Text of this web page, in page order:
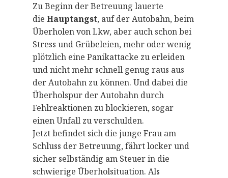
Zu Beginn der Betreuung lauerte
die Hauptangst, auf der Autobahn, beim
Überholen von Lkw, aber auch schon bei
Stress und Grübeleien, mehr oder wenig
plötzlich eine Panikattacke zu erleiden
und nicht mehr schnell genug raus aus
der Autobahn zu können. Und dabei die
Überholspur der Autobahn durch
Fehlreaktionen zu blockieren, sogar
einen Unfall zu verschulden.
Jetzt befindet sich die junge Frau am
Schluss der Betreuung, fährt locker und
sicher selbständig am Steuer in die
schwierige Überholsituation. Als